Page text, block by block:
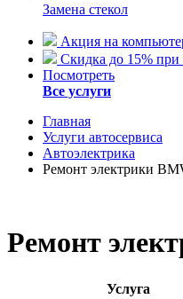
Замена стекол
Акция на
Скидка до 15% при
Посмотреть
Все услуги
Главная
Услуги автосервиса
Автоэлектрика
Ремонт электрики
Ремонт
Услуга